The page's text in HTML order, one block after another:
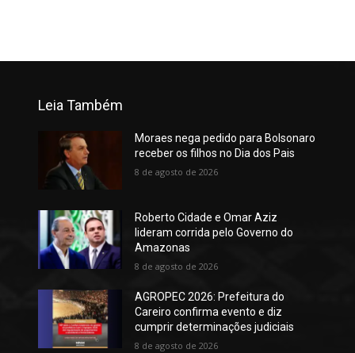
Leia Também
Moraes nega pedido para Bolsonaro
receber os filhos no Dia dos Pais
8 de agosto de 2026
Roberto Cidade e Omar Aziz
lideram corrida pelo Governo do
Amazonas
8 de agosto de 2026
AGROPEC 2026: Prefeitura do
Careiro confirma evento e diz
cumprir determinações judiciais
8 de agosto de 2026